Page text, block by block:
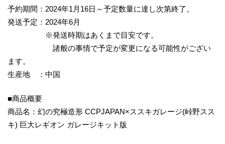
予約期間：2024年1月16日～予定数量に達し次第終了。
発送予定：2024年6月
※発送時期はあくまで目安です。
諸般の事情で予定が変更になる可能性がござい
ます。
生産地 ：中国
■商品概要
商品名：幻の究極造形 CCPJAPAN×ススキガレージ(峠野スス
キ) 巨大レギオン ガレージキット版